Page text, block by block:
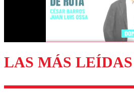
LAS MÁS LEÍDAS